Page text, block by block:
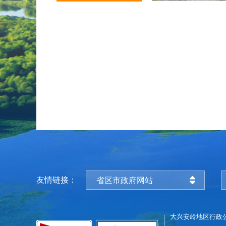
友情链接： 省区市政府网站
大兴安岭地区行政